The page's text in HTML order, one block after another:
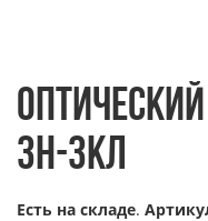
3Н-3КЛ
Есть на складе.